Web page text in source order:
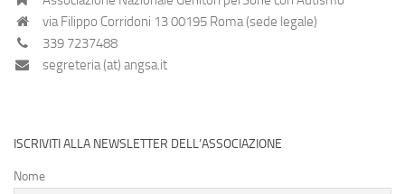
via Filippo Corridoni 13 00195 Roma (sede legale)
339 7237488
segreteria (at) angsa.it
ISCRIVITI ALLA NEWSLETTER DELL’ASSOCIAZIONE
Nome